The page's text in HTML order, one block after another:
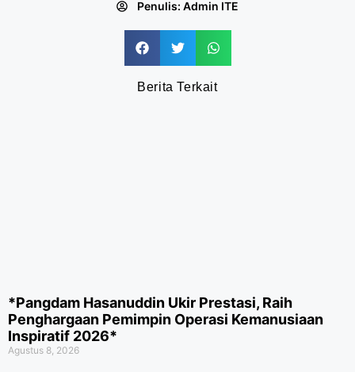
Penulis: Admin ITE
Berita Terkait
*Pangdam Hasanuddin Ukir Prestasi, Raih
Penghargaan Pemimpin Operasi Kemanusiaan
Inspiratif 2026*
Agustus 8, 2026